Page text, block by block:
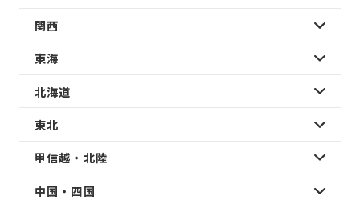
関西
東海
北海道
東北
甲信越・北陸
中国・四国